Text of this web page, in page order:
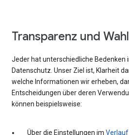
Transparenz und
Jeder hat unterschiedliche Bedenken
Datenschutz. Unser Ziel ist, Klarheit
welche Informationen wir erheben,
Entscheidungen über deren
können beispielsweise:
Über die Einstellungen im Verlauf